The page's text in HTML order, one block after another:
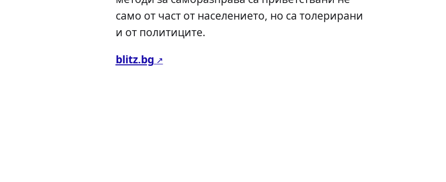
само от част от населението, но са толерирани
и от политиците.
blitz.bg